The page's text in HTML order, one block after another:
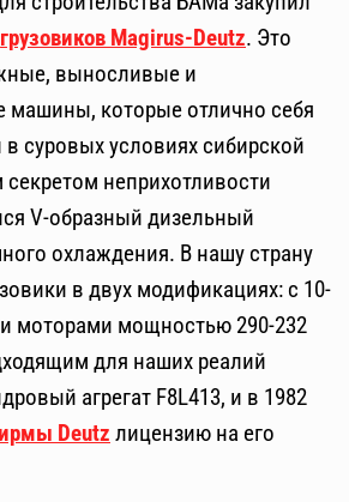
грузовиков Magirus-Deutz. Это
выносливые и
машины, которые отлично себя
суровых условиях сибирской
неприхотливости
V-образный дизельный
охлаждения. В нашу страну
в двух модификациях: с 10-
моторами мощностью 290-232
для наших реалий
агрегат F8L413, и в 1982
Deutz лицензию на его